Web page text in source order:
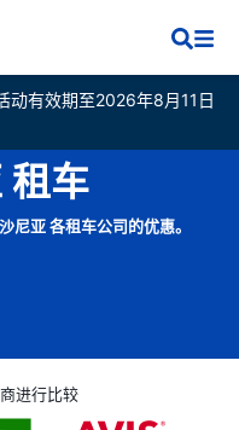
动有效期至2026年8月11日
租车
尼亚 各租车公司的优惠。
进行比较